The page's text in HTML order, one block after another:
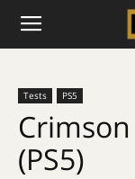
Tests PS5
(PS5)